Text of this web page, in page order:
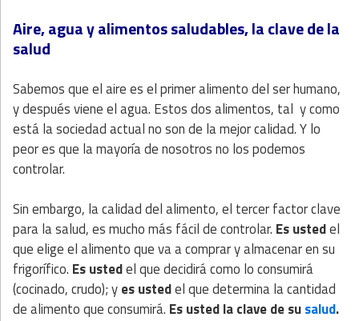
Aire, agua y alimentos saludables, la clave de la
salud
Sabemos que el aire es el primer alimento del ser humano,
y después viene el agua. Estos dos alimentos, tal y como
está la sociedad actual no son de la mejor calidad. Y lo
peor es que la mayoría de nosotros no los podemos
controlar.
Sin embargo, la calidad del alimento, el tercer factor clave
para la salud, es mucho más fácil de controlar. Es ustedel
que elige el alimento que va a comprar y almacenar en su
frigorífico. Es ustedel que decidirá como lo consumirá
(cocinado, crudo); yes ustedel que determina la cantidad
de alimento que consumirá. Es usted la clave de susalud.